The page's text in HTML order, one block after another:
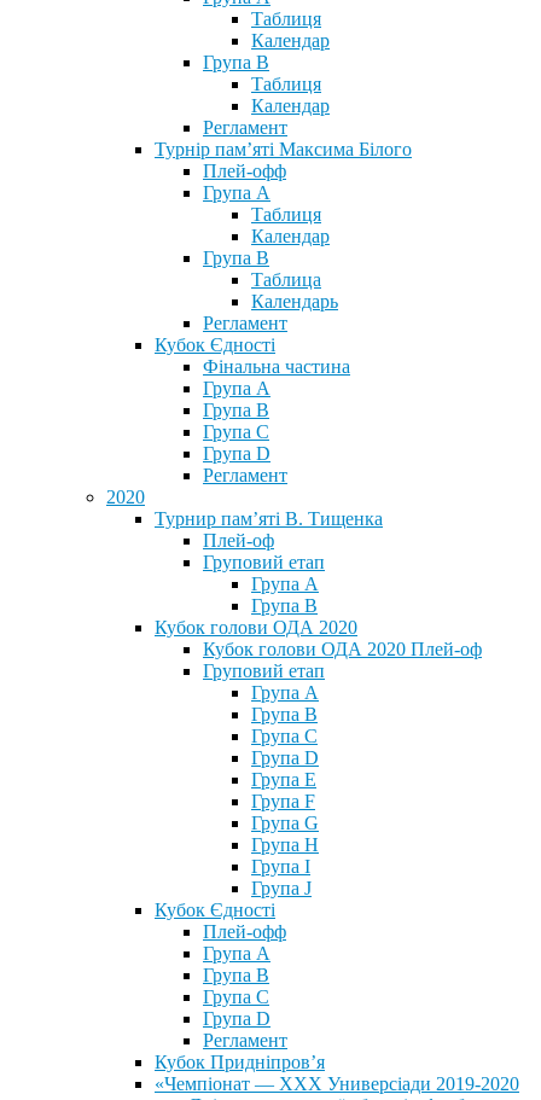
Таблиця
Календар
Група В
Таблиця
Календар
Регламент
Турнір пам’яті Максима Білого
Плей-офф
Група А
Таблиця
Календар
Група В
Таблица
Календарь
Регламент
Кубок Єдності
Фінальна частина
Група А
Група В
Група С
Група D
Регламент
2020
Турнир пам’яті В. Тищенка
Плей-оф
Груповий етап
Група А
Група В
Кубок голови ОДА 2020
Кубок голови ОДА 2020 Плей-оф
Груповий етап
Група A
Група B
Група C
Група D
Група E
Група F
Група G
Група H
Група I
Група J
Кубок Єдності
Плей-офф
Група А
Група В
Група С
Група D
Регламент
Кубок Придніпров’я
«Чемпіонат — ХХХ Универсіади 2019-2020